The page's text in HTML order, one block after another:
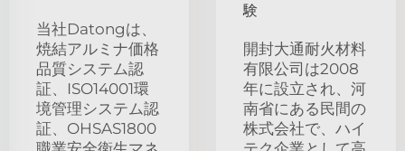
当社Datongは、
焼結アルミナ価格
品質システム認
証、ISO14001環
境管理システム認
証、OHSAS1800
験
開封大通耐火材料
有限公司は2008
年に設立され、河
南省にある民間の
株式会社で、ハイ